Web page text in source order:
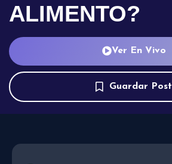
ALIMENTO?
Ver En Vivo
Guardar Post